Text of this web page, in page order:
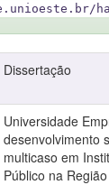
Dissertação
Universidade
desenvolvimento
multicaso em
Público na